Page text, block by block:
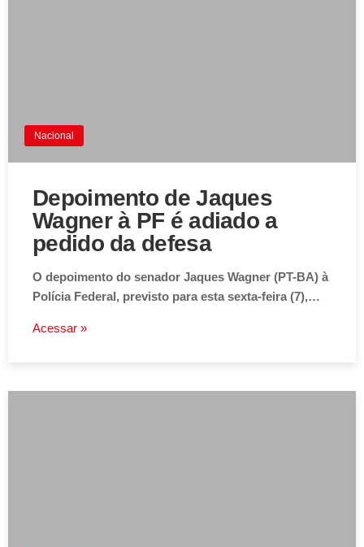
Nacional
Depoimento de Jaques
Wagner à PF é adiado a
pedido da defesa
O depoimento do senador Jaques Wagner (PT-BA) à
Polícia Federal, previsto para esta sexta-feira (7),…
Acessar »